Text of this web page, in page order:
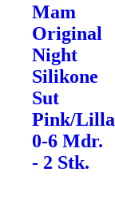
Mam
Original
Night
Silikone
Sut
Pink/Lilla
0-6 Mdr.
- 2 Stk.